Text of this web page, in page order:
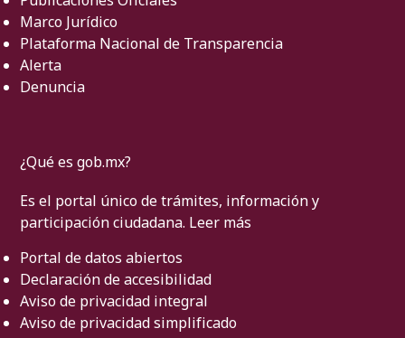
Marco Jurídico
Plataforma Nacional de Transparencia
Alerta
Denuncia
¿Qué es gob.mx?
Es el portal único de trámites, información y
participación ciudadana. Leer más
Portal de datos abiertos
Declaración de accesibilidad
Aviso de privacidad integral
Aviso de privacidad simplificado